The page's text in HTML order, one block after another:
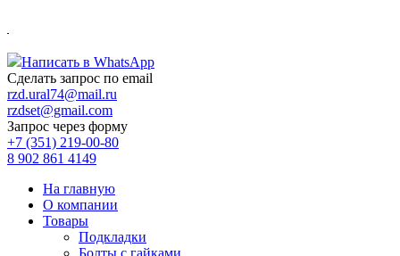
Написать в WhatsApp
Сделать запрос по email
rzd.ural74@mail.ru
rzdset@gmail.com
Запрос через форму
+7 (351) 219-00-80
8 902 861 4149
На главную
О компании
Товары
Подкладки